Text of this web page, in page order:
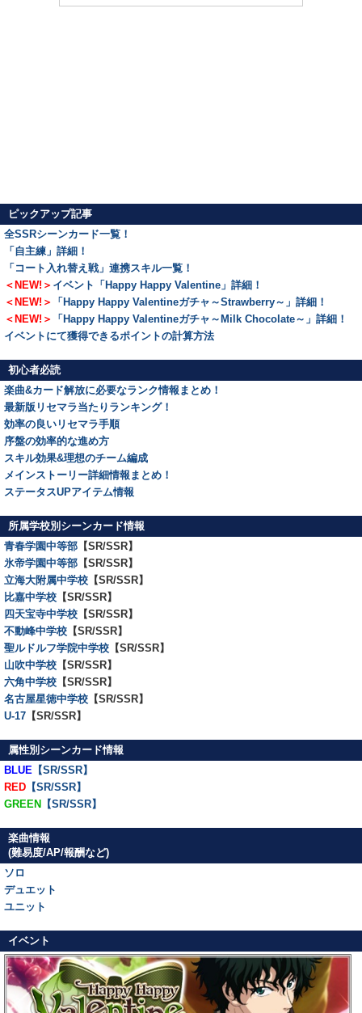
ピックアップ記事
全SSRシーンカード一覧！
「自主練」詳細！
「コート入れ替え戦」連携スキル一覧！
＜NEW!＞ イベント「Happy Happy Valentine」詳細！
＜NEW!＞
「Happy Happy Valentineガチャ～Strawberry～」詳細！
＜NEW!＞
「Happy Happy Valentineガチャ～Milk Chocolate～」詳細！
イベントにて獲得できるポイントの計算方法
初心者必読
楽曲&カード解放に必要なランク情報まとめ！
最新版リセマラ当たりランキング！
効率の良いリセマラ手順
序盤の効率的な進め方
スキル効果&理想のチーム編成
メインストーリー詳細情報まとめ！
ステータスUPアイテム情報
所属学校別シーンカード情報
青春学園中等部 【SR/SSR】
氷帝学園中等部 【SR/SSR】
立海大附属中学校 【SR/SSR】
比嘉中学校 【SR/SSR】
四天宝寺中学校 【SR/SSR】
不動峰中学校 【SR/SSR】
聖ルドルフ学院中学校 【SR/SSR】
山吹中学校 【SR/SSR】
六角中学校 【SR/SSR】
名古屋星徳中学校 【SR/SSR】
U-17 【SR/SSR】
属性別シーンカード情報
BLUE 【SR/SSR】
RED 【SR/SSR】
GREEN 【SR/SSR】
楽曲情報
(難易度/AP/報酬など)
ソロ
デュエット
ユニット
イベント